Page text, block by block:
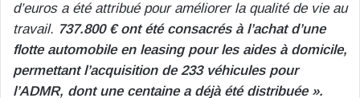
d’euros a été attribué pour améliorer la qualité de vie au
travail. 737.800 € ont été consacrés à l’achat d’une
flotte automobile en leasing pour les aides à domicile,
permettant l’acquisition de 233 véhicules pour
l’ADMR, dont une centaine a déjà été distribuée ».